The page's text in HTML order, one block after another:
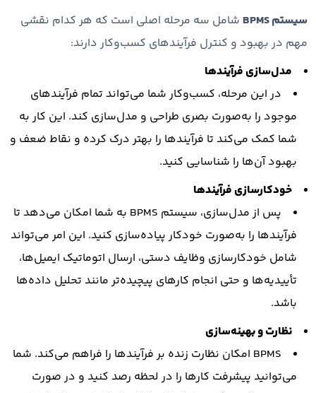
سیستم BPMS
شامل سه مرحله اصلی است که هر کدام نقشی
مهم در بهبود و کنترل فرآیندهای کسب‌وکار دارند:
مدل‌سازی فرآیندها
در این مرحله، کسب‌وکار شما می‌تواند تمام فرآیندهای
موجود را به‌صورت بصری طراحی و مدل‌سازی کند. این کار به
شما کمک می‌کند تا فرآیندها را بهتر درک کرده و نقاط ضعف و
بهبود آن‌ها را شناسایی کنید.
خودکارسازی فرآیندها
پس از مدل‌سازی، سیستم BPMS به شما امکان می‌دهد تا
فرآیندها را به‌صورت خودکار پیاده‌سازی کنید. این امر می‌تواند
شامل خودکارسازی وظایف دستی، ارسال اتوماتیک ایمیل‌ها،
تأییدیه‌ها و حتی انجام کارهای پیچیده‌تر مانند تحلیل داده‌ها
باشد.
نظارت و بهینه‌سازی
BPMS امکان نظارت زنده بر فرآیندها را فراهم می‌کند. شما
می‌توانید پیشرفت کارها را در لحظه رصد کنید و در صورت